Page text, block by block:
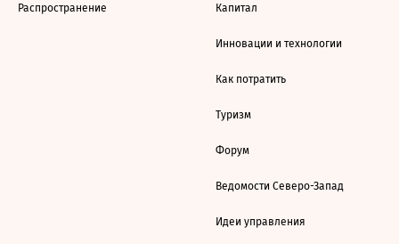
Распространение Капитал
Инновации и технологии
Как потратить
Туризм
Форум
Ведомости Северо-Запад
Идеи управления